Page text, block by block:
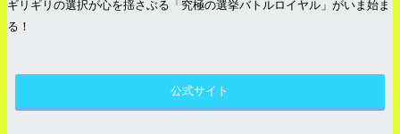
ギリギリの選択が心を揺さぶる「究極の選挙バトルロイヤル」がいま始ま
る！
公式サイト